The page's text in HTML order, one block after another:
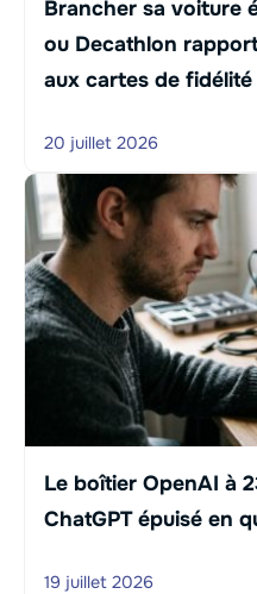
Brancher sa voiture
ou Decathlon
aux cartes de fidélité
20 juillet 2026
Le boîtier OpenAI à
ChatGPT épuisé en
19 juillet 2026